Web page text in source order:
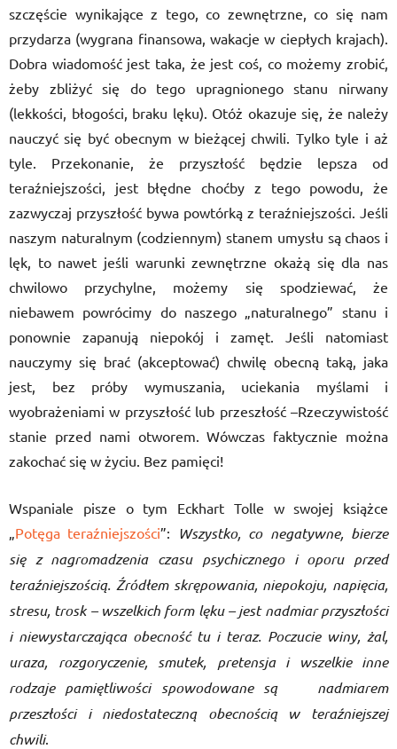
szczęście wynikające z tego, co zewnętrzne, co się nam
przydarza (wygrana finansowa, wakacje w ciepłych krajach).
Dobra wiadomość jest taka, że jest coś, co możemy zrobić,
żeby zbliżyć się do tego upragnionego stanu nirwany
(lekkości, błogości, braku lęku). Otóż okazuje się, że należy
nauczyć się być obecnym w bieżącej chwili. Tylko tyle i aż
tyle. Przekonanie, że przyszłość będzie lepsza od
teraźniejszości, jest błędne choćby z tego powodu, że
zazwyczaj przyszłość bywa powtórką z teraźniejszości. Jeśli
naszym naturalnym (codziennym) stanem umysłu są chaos i
lęk, to nawet jeśli warunki zewnętrzne okażą się dla nas
chwilowo przychylne, możemy się spodziewać, że
niebawem powrócimy do naszego „naturalnego” stanu i
ponownie zapanują niepokój i zamęt. Jeśli natomiast
nauczymy się brać (akceptować) chwilę obecną taką, jaka
jest, bez próby wymuszania, uciekania myślami i
wyobrażeniami w przyszłość lub przeszłość –Rzeczywistość
stanie przed nami otworem. Wówczas faktycznie można
zakochać się w życiu. Bez pamięci!
Wspaniale pisze o tym Eckhart Tolle w swojej książce
„Potęga teraźniejszości”: Wszystko, co negatywne, bierze
się z nagromadzenia czasu psychicznego i oporu przed
teraźniejszością. Źródłem skrępowania, niepokoju, napięcia,
stresu, trosk – wszelkich form lęku –jestnadmiar przyszłości
i niewystarczająca obecność tu i teraz. Poczucie winy, żal,
uraza, rozgoryczenie, smutek, pretensja i wszelkie inne
rodzaje pamiętliwości spowodowanesą nadmiarem
przeszłości i niedostateczną obecnością w teraźniejszej
chwili.